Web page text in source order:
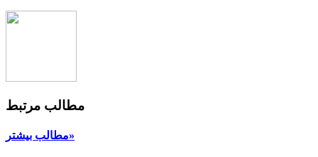
مطالب مرتبط
مطالب بیشتر»